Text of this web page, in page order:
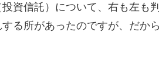
資信託）について、右も左も
る所があったのですが、だか